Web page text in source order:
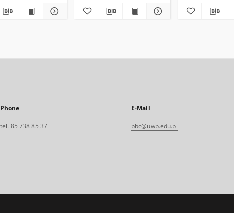
Phone
tel. 85 738 85 37
E-Mail
pbc@uwb.edu.pl